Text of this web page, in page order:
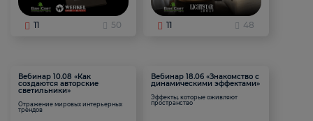
11 50 11 48
Вебинар 10.08 «Как
создаются авторские
светильники»
Отражение мировых интерьерных
трендов
Вебинар 18.06 «Знакомство с
динамическими эффектами»
Эффекты, которые оживляют
пространство